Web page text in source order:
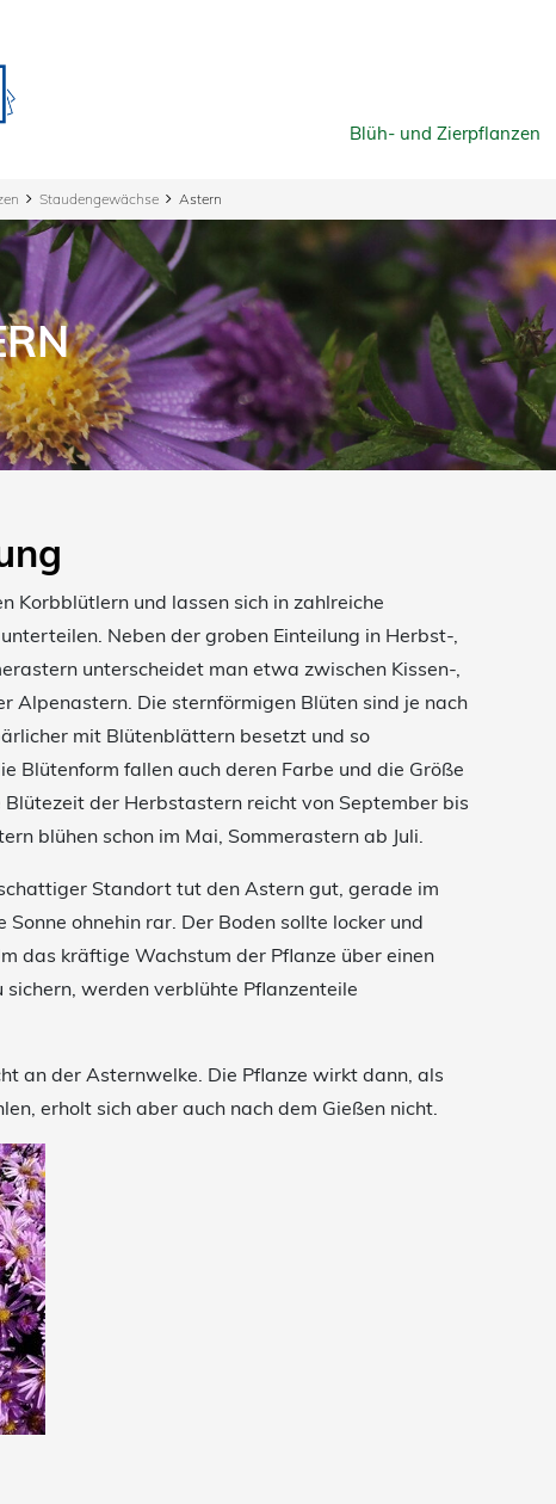
Blüh- und Zierpflanzen
Staudengewächse Astern
Korbblütlern und lassen sich in zahlreiche
Neben der groben Einteilung in Herbst-,
unterscheidet man etwa zwischen Kissen-,
Alpenastern. Die sternförmigen Blüten sind je nach
mit Blütenblättern besetzt und so
Blütenform fallen auch deren Farbe und die Größe
Blütezeit der Herbstastern reicht von September bis
blühen schon im Mai, Sommerastern ab Juli.
Standort tut den Astern gut, gerade im
Sonne ohnehin rar. Der Boden sollte locker und
das kräftige Wachstum der Pflanze über einen
sichern, werden verblühte Pflanzenteile
an der Asternwelke. Die Pflanze wirkt dann, als
erholt sich aber auch nach dem Gießen nicht.